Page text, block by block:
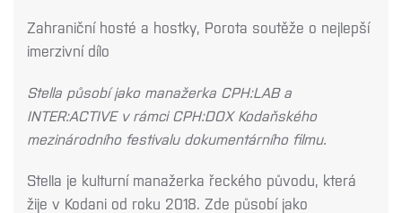
Zahraniční hosté a hostky, Porota soutěže o nejlepší
imerzivní dílo
Stella působí jako manažerka CPH:LAB a
INTER:ACTIVE v rámci CPH:DOX Kodaňského
mezinárodního festivalu dokumentárního filmu.
Stella je kulturní manažerka řeckého původu, která
žije v Kodani od roku 2018. Zde působí jako